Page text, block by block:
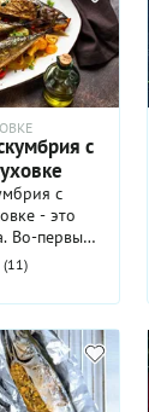
с
с
- это
Во-первых,
- один
жирная
за
организм
3
(11)